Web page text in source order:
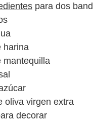
para dos
harina
mantequilla
oliva virgen extra
decorar